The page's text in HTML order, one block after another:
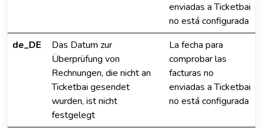
enviadas a Ticketbai
no está configurada
de_DE
Das Datum zur
Überprüfung von
Rechnungen, die nicht an
Ticketbai gesendet
wurden, ist nicht
festgelegt
La fecha para
comprobar las
facturas no
enviadas a Ticketbai
no está configurada